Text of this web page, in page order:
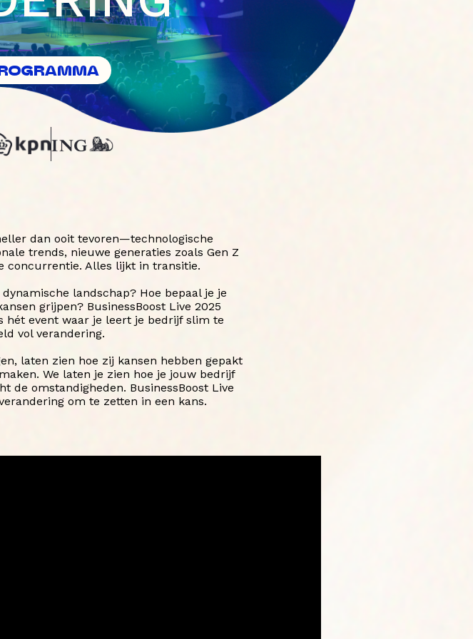
dan ooit tevoren—technologische
trends, nieuwe generaties zoals Gen Z
concurrentie. Alles lijkt in transitie.
landschap? Hoe bepaal je je
grijpen? BusinessBoost Live 2025
hét event waar je leert je bedrijf slim te
vol verandering.
laten zien hoe zij kansen hebben gepakt
We laten je zien hoe je jouw bedrijf
de omstandigheden. BusinessBoost Live
om te zetten in een kans.